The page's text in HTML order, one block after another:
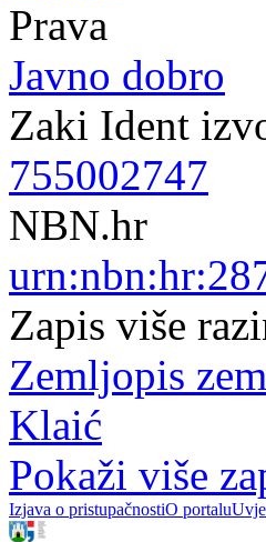
Prava
Javno dobro
Zaki Ident
755002747
NBN.hr
Zapis više
Zemljopis
Klaić
Pokaži više
Izjava o pristupačnostiO portalu